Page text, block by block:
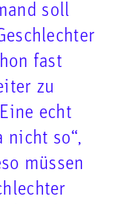
soll
fast
zu
echt
nicht so“,
müssen